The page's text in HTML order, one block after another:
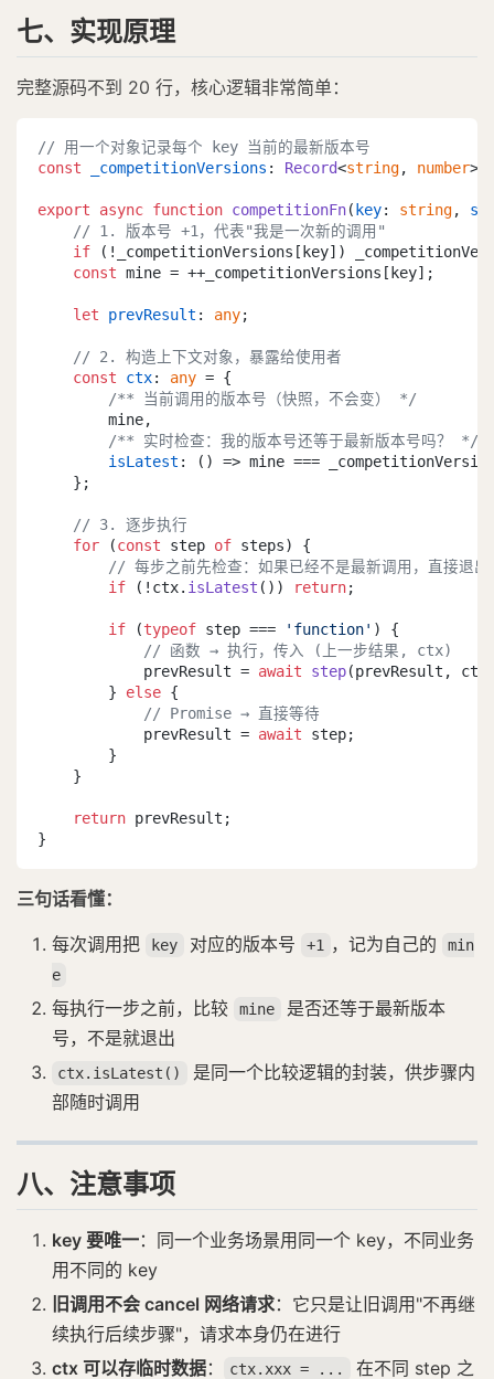
七、实现原理
完整源码不到 20 行，核心逻辑非常简单：
// 用一个对象记录每个 key 当前的最新版本号
const
_competitionVersions : Record<string, number>
export async function competitionFn( key: string,
// 1. 版本号 +1，代表"我是一次新的调用"
if (!_competitionVersions[key])
const mine = ++_competitionVersions[key];
let prevResult : any;
// 2. 构造上下文对象，暴露给使用者
const
ctx: any = {
/** 当前调用的版本号（快照，不会变） */
        mine,
/** 实时检查：我的版本号还等于最新版本号吗？ */
isLatest : () => mine ===
    };
// 3. 逐步执行
for (const step of steps) {
// 每步之前先检查：如果已经不是最新调用，直接退出
if (!ctx. isLatest ()) return;
if (typeof step === 'function' ) {
// 函数 → 执行，传入 (上一步结果, ctx)
            prevResult =
await step(prevResult,
        }
else {
// Promise → 直接等待
            prevResult =
await step;
        }
    }
return prevResult;
}
三句话看懂：
每次调用把 key 对应的版本号 +1 ，记为自己的
min
e
每执行一步之前，比较 mine
是否还等于最新版本
号，不是就退出
ctx.isLatest()
是同一个比较逻辑的封装，供步骤内
部随时调用
八、注意事项
key 要唯一：同一个业务场景用同一个 key，不同业务
用不同的 key
旧调用不会 cancel 网络请求：它只是让旧调用"不再继
续执行后续步骤"，请求本身仍在进行
ctx 可以存临时数据： ctx.xxx = ... 在不同 step 之